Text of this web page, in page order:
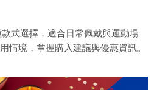
式選擇，適合日常佩戴與運動場
情境，掌握購入建議與優惠資訊。